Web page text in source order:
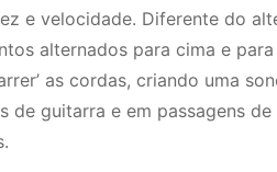
e velocidade. Diferente do
alternados para cima e
as cordas, criando uma
de guitarra e em passagens